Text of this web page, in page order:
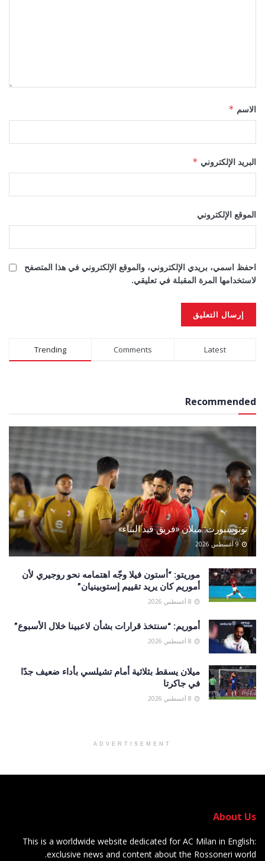
الاسم *
البريد الإلكتروني *
الموقع الإلكتروني
احفظ اسمي، بريدي الإلكتروني، والموقع الإلكتروني في هذا المتصفح
لاستخدامها المرة المقبلة في تعليقي.
Alternative:
Trending Comments Latest
Recommended
توتوسبورت: ميلان «فريق قيد البناء»
9 أغسطس 2026
موريتو: “أستون فيلا وجّه اهتمامه نحو روجيري لأن
أموريم كان يريد تقييم إستوبينيان”
أموريم: “سنتخذ قرارات بشأن لاعبينا خلال الأسبوع”
ميلان يسقط بثلاثية أمام تشيلسي بأداء ضعيف جدًا
في جاكرتا
ADVERTISEMENT
About Us
This is a worldwide website dedicated for AC Milan in English:
exclusive news and content about the Rossoneri world.